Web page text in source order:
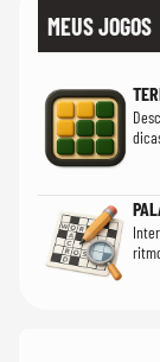
MEUS JOGOS